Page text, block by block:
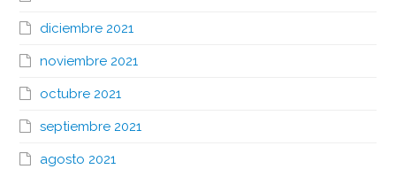
diciembre 2021
noviembre 2021
octubre 2021
septiembre 2021
agosto 2021